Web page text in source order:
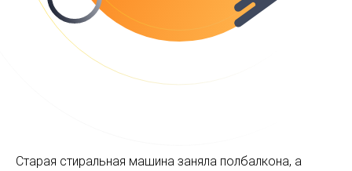
Старая стиральная машина заняла полбалкона, а